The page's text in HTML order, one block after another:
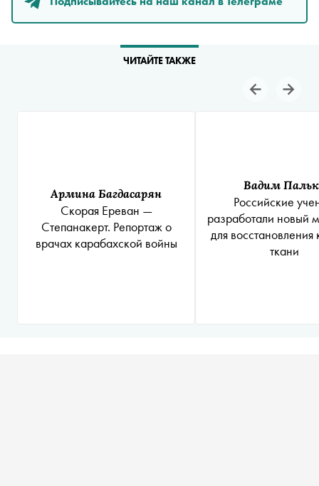
ЧИТАЙТЕ ТАКЖЕ
Армина Багдасарян
Скорая Ереван —
Степанакерт. Репортаж о
врачах карабахской войны
Вадим
Российские
разработали новый
для восстановления
ткани